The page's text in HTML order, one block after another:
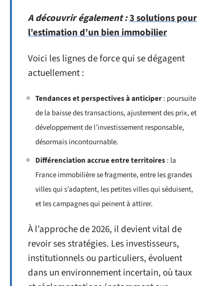
A découvrir également :3 solutions pour
l’estimation d’un bien immobilier
Voici les lignes de force qui se dégagent
actuellement :
Tendances et perspectives à anticiper: poursuite
de la baisse des transactions, ajustement des prix, et
développement de l’investissement responsable,
désormais incontournable.
Différenciation accrue entre territoires: la
France immobilière se fragmente, entre les grandes
villes qui s’adaptent, les petites villes qui séduisent,
et les campagnes qui peinent à attirer.
À l’approche de 2026, il devient vital de
revoir ses stratégies. Les investisseurs,
institutionnels ou particuliers, évoluent
dans un environnement incertain, où taux